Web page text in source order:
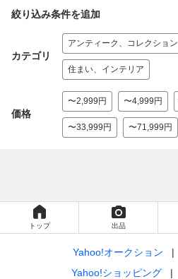
絞り込み条件を追加
カテゴリ
アンティーク、コレクション
住まい、インテリア
価格
〜2,999円 〜4,999円
〜33,999円 〜71,999円
トップ 出品
Yahoo!オークション
Yahoo!ショッピング